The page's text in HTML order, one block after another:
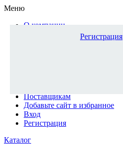
Меню
О компании
Доставка и оплата
Поставщикам
Добавьте сайт в избранное
Вход
Регистрация
Каталог
Регистрация